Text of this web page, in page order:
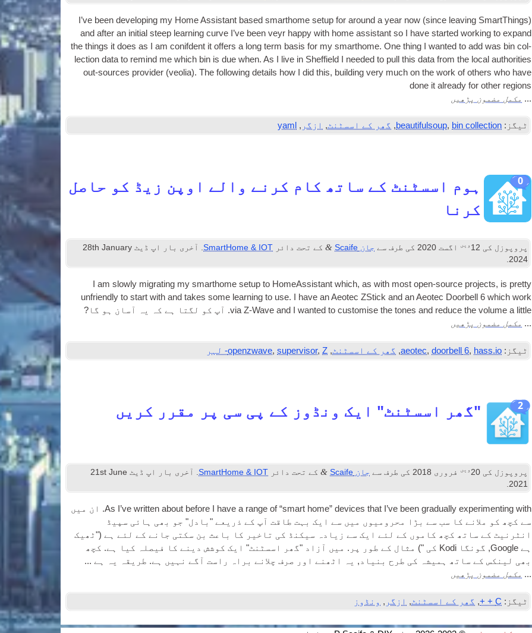
I’ve been devel­op­ing my Home Assist­ant based smarthome setup for around a year now (since leav­ing SmartTh­ings)
and after an ini­tial steep learn­ing curve I’ve been veyr happy with home assist­ant so I have star­ted work­ing to expand
the things it does as I am con­if­dent it offers a long term basis for my smarthome.One thing I wanted to add was bin col­
lec­tion data to remind me which bin is due when.As I live in Shef­field I needed to pull this data from the loc­al author­it­ies
out-sources pro­vider (veolia).The fol­low­ing details how I did this, build­ing very much on the work of oth­ers who have
done it already for oth­er regions
... مکمل مضمون پڑھیں
ٹیگز: beautifulsoup, bin collection
, گھر کے اسسٹنٹ, ازگر ,
yaml
0
ہوم اسسٹنٹ کے ساتھ کام کرنے والے اوپن زیڈ کو حاصل
کرنا
پروپوزل کی 12 ویں اگست 2020 کی طرف سے جان Scaife &کے تحت دائر SmartHome & IOT. آخری بار اپ ڈیٹ 28th January
2024
I am slowly migrat­ing my smarthome setup to Home­As­sist­ant which,as with most open-source pro­jects, is pretty
unfriendly to start with and takes some learn­ing to use. I have an Aeotec ZStick and an Aeotec Door­bell 6which work
via Z‑Wave and I wanted to cus­tom­ise the tones and reduce the volume a little. آپ کو لگتا ہے کہ یہ آسان ہو گا?
... مکمل مضمون پڑھیں
ٹیگز: aeotec,doorbell 6, hass.io
, گھر کے اسسٹنٹ,
openzwave,supervisor,Z- لہر
2 "گھر اسسٹنٹ" ایک ونڈوز کے پی سی پر مقرر کریں
پروپوزل کی 20 ویں فروری 2018 کی طرف سے جان Scaife &کے تحت دائر SmartHome & IOT. آخری بار اپ ڈیٹ 21st June
2021
.
As I’ve writ­ten about before I have a range of “smart home” devices that I’ve been gradu­ally exper­i­ment­ing with. ان میں
سے کچھ کو ملانے کا سب سے بڑا محرومیوں میں سے ایک بہت طاقت آپ کے ذریعے "بادل" جو بھی ہائی سپیڈ
انٹرنیٹ کے ساتھ کچھ کاموں کے لئے ایک سے زیادہ سیکنڈ کی تاخیر کا باعث بن سکتی جانے کے لئے ہے ("ٹھیک
ہے Google, گونگا Kodi کی ") مثال کے طور پر. میں آزاد "گھر اسسٹنٹ" ایک کوشش دینے کا فیصلہ کیا ہے. کچھ
بھی لینکس کے ساتھ ہمیشہ کی طرح بنیاد, یہ اٹھنے اور صرف چلانے براہ راست آگے نہیں ہے. طریقہ یہ ہے ...
... مکمل مضمون پڑھیں
ٹیگز: C + +
, گھر کے اسسٹنٹ, ازگر , ونڈوز